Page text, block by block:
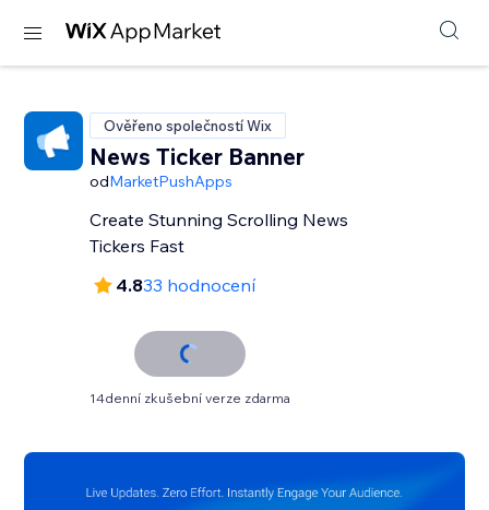
Ověřeno společností Wix
News Ticker Banner
odMarketPushApps
Create Stunning Scrolling News
Tickers Fast
4.833 hodnocení
14denní zkušební verze zdarma